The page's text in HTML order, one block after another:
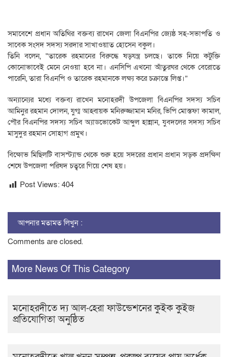
সমাবেশে প্রধান অতিথির বক্তব্য রাখেন জেলা বিএনপির জ্যেষ্ঠ সহ-সভাপতি ও
সাবেক সংসদ সদস্য সরদার সাখাওয়াত হোসেন বকুল।
তিনি বলেন, “তারেক রহমানের বিরুদ্ধে ষড়যন্ত্র চলছে। তাকে নিয়ে কটুক্তি
কোনোভাবেই মেনে নেওয়া হবে না। এনসিপি এখনো আঁতুরঘর থেকে বেরোতে
পারেনি, তারা বিএনপি ও তারেক রহমানকে লক্ষ্য করে চক্রান্তে লিপ্ত।”
অন্যান্যের মধ্যে বক্তব্য রাখেন মনোহরদী উপজেলা বিএনপির সদস্য সচিব
আমিনুর রহমান দোলন, যুগ্ম আহ্বায়ক মনিরুজ্জামান মনির, ভিপি মোস্তফা কামাল,
পৌর বিএনপির সদস্য সচিব অ্যাডভোকেট আব্দুল হান্নান, যুবদলের সদস্য সচিব
মাসুদুর রহমান সোহাগ প্রমুখ।
বিক্ষোভ মিছিলটি বাসস্ট্যান্ড থেকে শুরু হয়ে সদরের প্রধান প্রধান সড়ক প্রদক্ষিণ
শেষে উপজেলা পরিষদ চত্বরে গিয়ে শেষ হয়।
Post Views: 404
আপনার মতামত লিখুন :
Comments are closed.
More News Of This Category
মনোহরদীতে দ্য আল-হেরা ফাউন্ডেশনের কুইক কুইজ
প্রতিযোগিতা অনুষ্ঠিত